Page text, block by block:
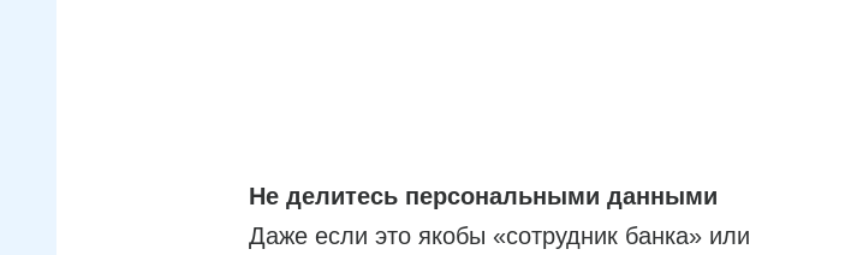
Не делитесь персональными данными
Даже если это якобы «сотрудник банка» или